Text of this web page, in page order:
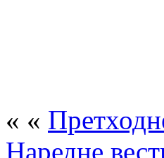
« «
Наредне